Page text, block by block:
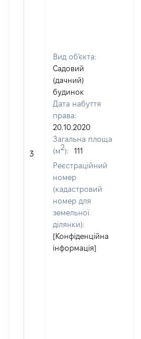
3
Вид об'єкта:
Садовий
(дачний)
будинок
Дата набуття
права:
20.10.2020
Загальна площа
(м2):
111
Реєстраційний
номер
(кадастровий
номер для
земельної
ділянки):
[Конфіденційна
інформація]